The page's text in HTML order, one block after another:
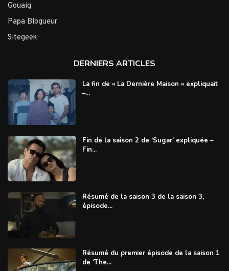
Gouaig
Papa Blogueur
Sitegeek
DERNIERS ARTICLES
La fin de « La Dernière Maison » expliquait
–...
Fin de la saison 2 de ‘Sugar’ expliquée –
Fin...
Résumé de la saison 3 de la saison 3,
épisode...
Résumé du premier épisode de la saison 1
de ‘The...